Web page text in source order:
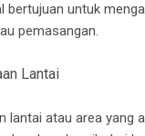
bertujuan untuk
pemasangan.
Lantai
lantai atau area yang